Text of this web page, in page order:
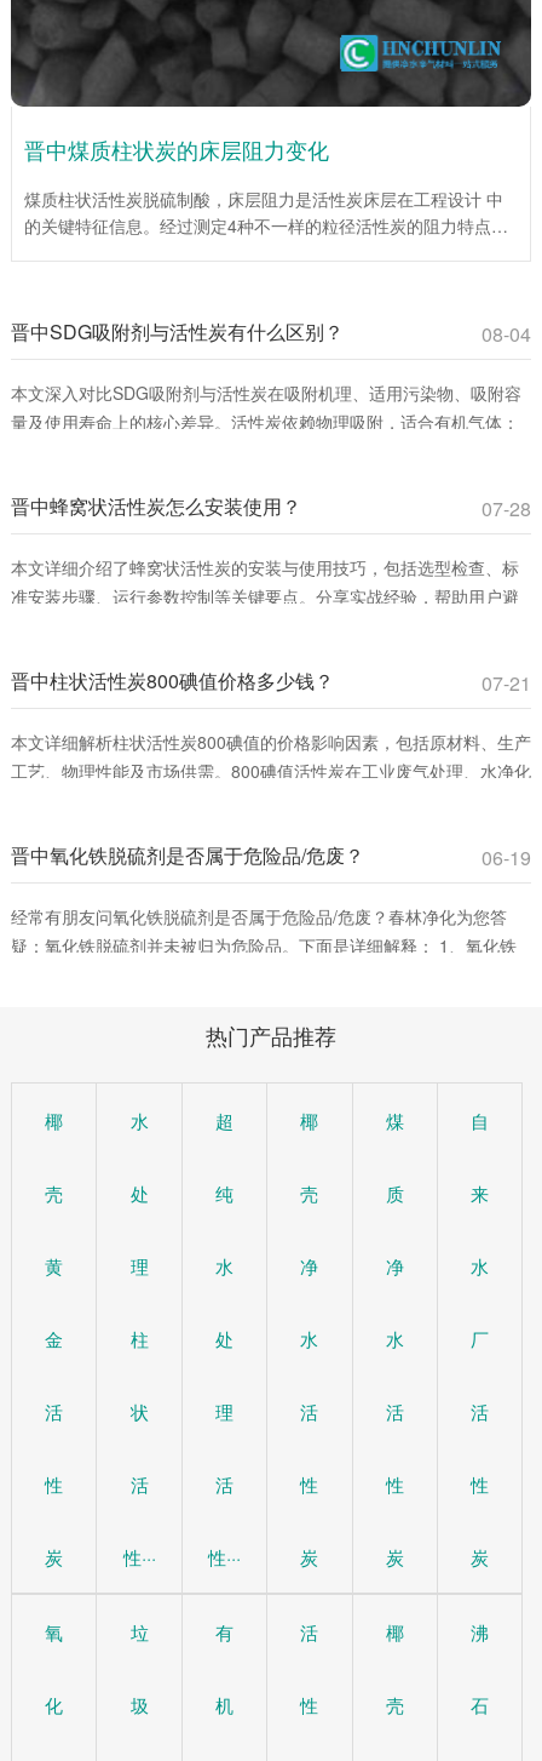
晋中煤质柱状炭的床层阻力变化
煤质柱状活性炭脱硫制酸，床层阻力是活性炭床层在工程设计 中
的关键特征信息。经过测定4种不一样的粒径活性炭的阻力特点，
力较小时对床层平均阻力系数影响很大。活性炭(1mm)床层平均阻
力系数伴随着床层高度的增加而增加，活性炭(4mm、6mm、
10mm)床层平均阻力系数伴随着床层高度的增大而下降。
晋中SDG吸附剂与活性炭有什么区别？ 08-04
本文深入对比SDG吸附剂与活性炭在吸附机理、适用污染物、吸附容
量及使用寿命上的核心差异。活性炭依赖物理吸附，适合有机气体；
晋中蜂窝状活性炭怎么安装使用？ 07-28
本文详细介绍了蜂窝状活性炭的安装与使用技巧，包括选型检查、标
准安装步骤、运行参数控制等关键要点。分享实战经验，帮助用户避
晋中柱状活性炭800碘值价格多少钱？ 07-21
本文详细解析柱状活性炭800碘值的价格影响因素，包括原材料、生产
工艺、物理性能及市场供需。800碘值活性炭在工业废气处理、水净化
晋中氧化铁脱硫剂是否属于危险品/危废？ 06-19
经常有朋友问氧化铁脱硫剂是否属于危险品/危废？春林净化为您答
疑：氧化铁脱硫剂并未被归为危险品。下面是详细解释： 1、氧化铁
含硫化合物化学吸附到脱硫催化剂小孔中，改变其化学组成从而净化
热门产品推荐
椰
壳
黄
金
活
性
炭
水
处
理
柱
状
活
性···
超
纯
水
处
理
活
性···
椰
壳
净
水
活
性
炭
煤
质
净
水
活
性
炭
自
来
水
厂
活
性
炭
氧
化
垃
圾
有
机
活
性
椰
壳
沸
石